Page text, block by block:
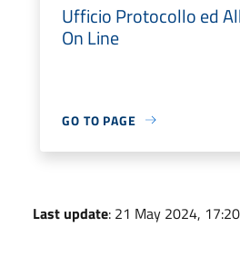
Ufficio Protocollo ed
On Line
GO TO PAGE
Last update: 21 May 2024, 17:20